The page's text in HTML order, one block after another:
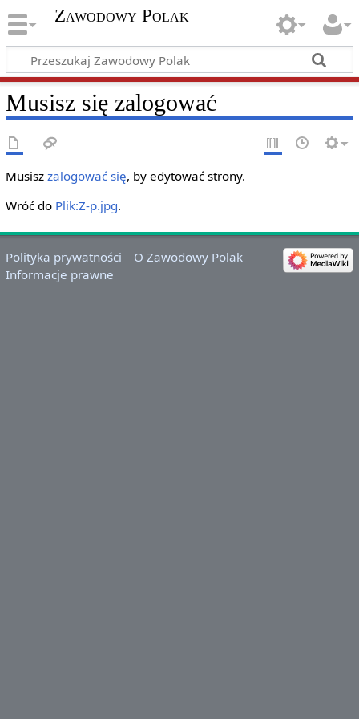
Zawodowy Polak
Musisz się zalogować
Musisz zalogować się, by edytować strony.
Wróć do Plik:Z-p.jpg.
Polityka prywatności
O Zawodowy Polak
Informacje prawne